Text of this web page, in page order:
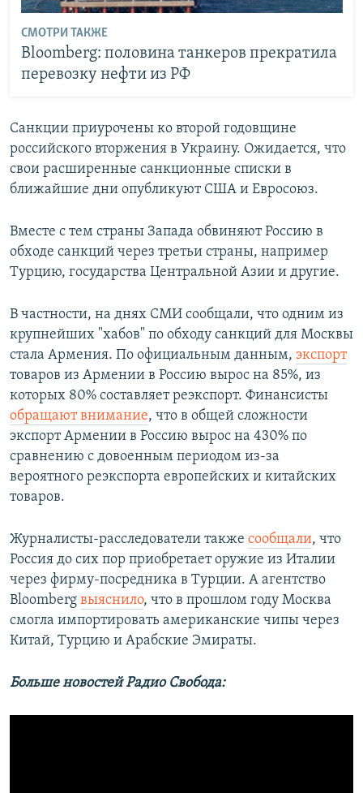
СМОТРИ ТАКЖЕ
Bloomberg: половина танкеров прекратила
перевозку нефти из РФ
Санкции приурочены ко второй годовщине
российского вторжения в Украину. Ожидается, что
свои расширенные санкционные списки в
ближайшие дни опубликуют США и Евросоюз.
Вместе с тем страны Запада обвиняют Россию в
обходе санкций через третьи страны, например
Турцию, государства Центральной Азии и другие.
В частности, на днях СМИ сообщали, что одним из
крупнейших "хабов" по обходу санкций для Москвы
стала Армения. По официальным данным, экспорт
товаров из Армении в Россию вырос на 85%, из
которых 80% составляет реэкспорт. Финансисты
обращают внимание, что в общей сложности
экспорт Армении в Россию вырос на 430% по
сравнению с довоенным периодом из-за
вероятного реэкспорта европейских и китайских
товаров.
Журналисты-расследователи также сообщали, что
Россия до сих пор приобретает оружие из Италии
через фирму-посредника в Турции. А агентство
Bloomberg выяснило, что в прошлом году Москва
смогла импортировать американские чипы через
Китай, Турцию и Арабские Эмираты.
Больше новостей Радио Свобода: